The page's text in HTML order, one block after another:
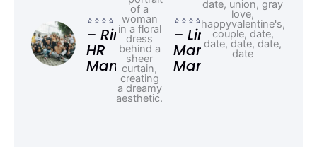
⭐⭐⭐⭐⭐
– Rina,
HR
Manager
⭐⭐⭐⭐⭐
– Linda,
Marketing
Manager